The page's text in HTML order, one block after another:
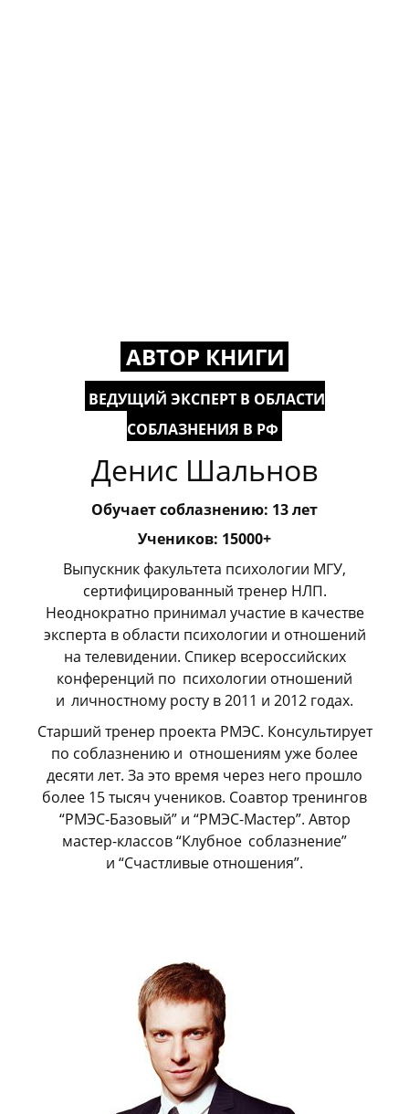
АВТОР КНИГИ
ВЕДУЩИЙ ЭКСПЕРТ В ОБЛАСТИ
СОБЛАЗНЕНИЯ В РФ
Денис Шальнов
Обучает соблазнению: 13 лет
Учеников: 15000+
Выпускник факультета психологии МГУ,
сертифицированный тренер НЛП.
Неоднократно принимал участие в качестве
эксперта в области психологии и отношений
на телевидении. Спикер всероссийских
конференций по психологии отношений
и личностному росту в 2011 и 2012 годах.
Старший тренер проекта РМЭС. Консультирует
по соблазнению и отношениям уже более
десяти лет. За это время через него прошло
более 15 тысяч учеников. Соавтор тренингов
“РМЭС-Базовый” и “РМЭС-Мастер”. Автор
мастер-классов “Клубное соблазнение”
и “Счастливые отношения”.